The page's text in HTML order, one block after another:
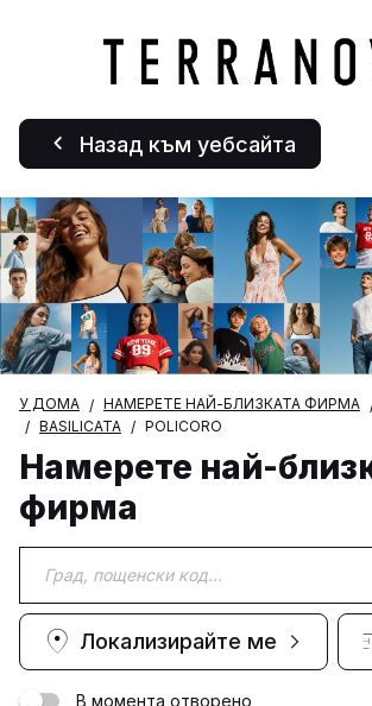
Назад към уебсайта
У ДОМА НАМЕРЕТЕ НАЙ-БЛИЗКАТА ФИРМА
BASILICATA
POLICORO
Намерете най-
фирма
Локализирайте ме
В момента отворено